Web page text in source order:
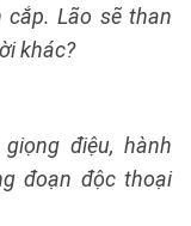
Lão sẽ than
khác?
điệu, hành
đoạn độc thoại